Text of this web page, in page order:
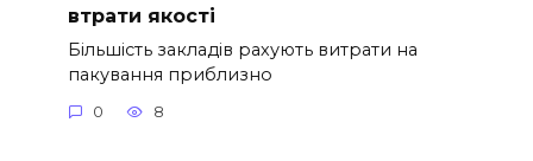
втрати якості
Більшість закладів рахують витрати на
пакування приблизно
0 8